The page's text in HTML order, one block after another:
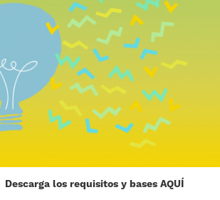
Descarga los requisitos y bases AQUÍ